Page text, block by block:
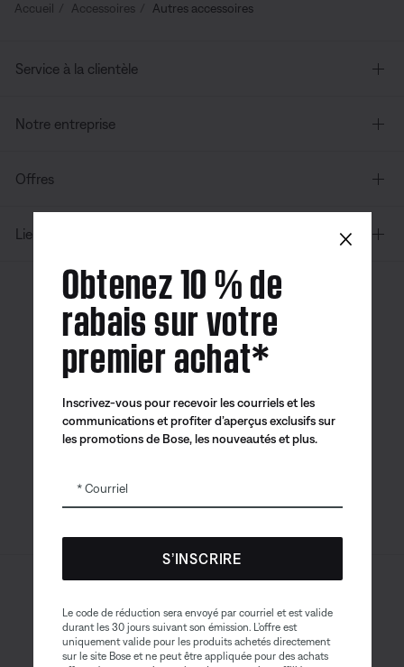
Accueil Accessoires Autres accessoires
Service à la clientèle
Notre entreprise
Offres
Liens supplémentaires
| Français
Application
Bose
Bose Connect
Bose QCE
Mention juridique
Politique de confidentialité Accessibilité
×
Obtenez 10 % de
rabais sur votre
premier achat*
Inscrivez-vous pour recevoir les courriels et les
communications et profiter d’aperçus exclusifs sur
les promotions de Bose, les nouveautés et plus.
Courriel
S’INSCRIRE
Le code de réduction sera envoyé par courriel et est valide
durant les 30 jours suivant son émission. L’offre est
uniquement valide pour les produits achetés directement
sur le site Bose et ne peut être appliquée pour des achats